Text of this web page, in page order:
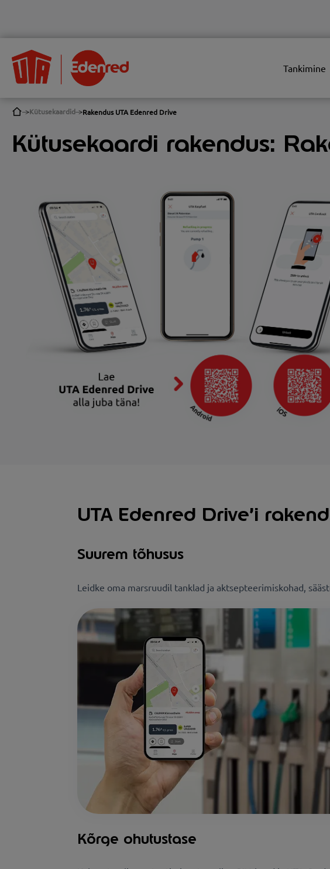
Tankimine
Kütusekaardid Rakendus UTA Edenred Drive
Kütusekaardi rakendus:
UTA Edenred Drive’i
Suurem tõhusus
Leidke oma marsruudil tanklad ja aktsepteerimiskohad,
Kõrge ohutustase